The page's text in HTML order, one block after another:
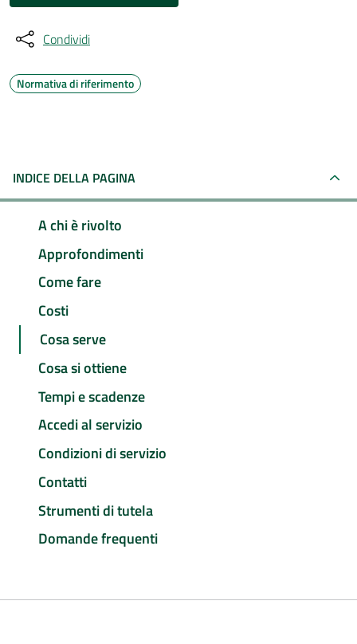
Condividi
Normativa di riferimento
INDICE DELLA PAGINA
A chi è rivolto
Approfondimenti
Come fare
Costi
Cosa serve
Cosa si ottiene
Tempi e scadenze
Accedi al servizio
Condizioni di servizio
Contatti
Strumenti di tutela
Domande frequenti